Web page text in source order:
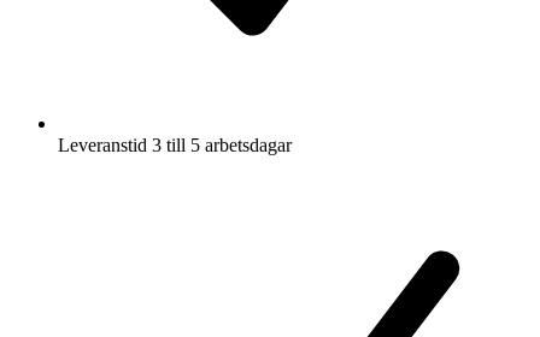
Leveranstid 3 till 5 arbetsdagar